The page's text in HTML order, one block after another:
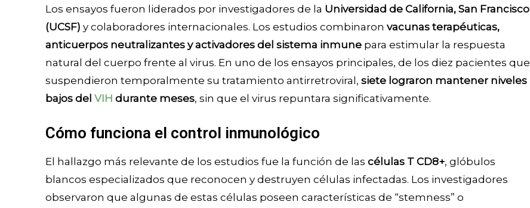
Los ensayos fueron liderados por investigadores de la Universidad de California, San Francisco
(UCSF) y colaboradores internacionales. Los estudios combinaron vacunas terapéuticas,
anticuerpos neutralizantes y activadores del sistema inmune para estimular la respuesta
natural del cuerpo frente al virus. En uno de los ensayos principales, de los diez pacientes que
suspendieron temporalmente su tratamiento antirretroviral, siete lograron mantener niveles
bajos del VIH durante meses, sin que el virus repuntara significativamente.
Cómo funciona el control inmunológico
El hallazgo más relevante de los estudios fue la función de las células T CD8+, glóbulos
blancos especializados que reconocen y destruyen células infectadas. Los investigadores
observaron que algunas de estas células poseen características de “stemness” o